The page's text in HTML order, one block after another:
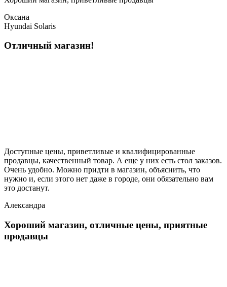
Оксана
Hyundai Solaris
Отличный магазин!
Доступные цены, приветливые и квалифицированные
продавцы, качественный товар. А еще у них есть стол заказов.
Очень удобно. Можно придти в магазин, объяснить, что
нужно и, если этого нет даже в городе, они обязательно вам
это достанут.
Александра
Хороший магазин, отличные цены, приятные
продавцы